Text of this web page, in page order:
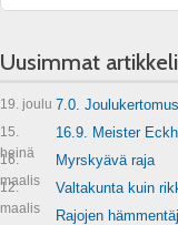
Uusimmat
19. joulu 7.0.
15.
heinä
16.9. Meister
16.
maalis
Myrskyävä raja
12.
maalis
Valtakunta kuin
Rajojen